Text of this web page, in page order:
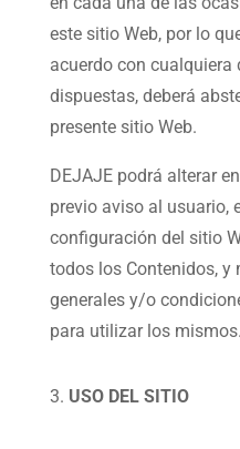
este sitio Web, por lo
acuerdo con
dispuestas, deberá
presente sitio Web.
DEJAJE podrá alterar
previo aviso al usuario,
configuración del sitio
todos los Contenidos,
generales y/o
para utilizar los mismos.
USO DEL SITIO